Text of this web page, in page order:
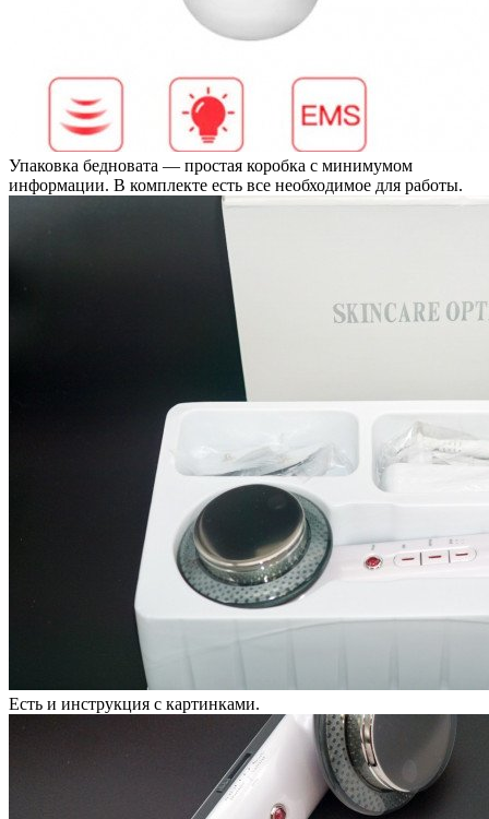
Упаковка бедновата — простая коробка с минимумом
информации. В комплекте есть все необходимое для работы.
Есть и инструкция с картинками.